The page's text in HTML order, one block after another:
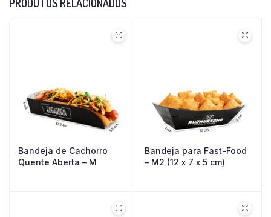
PRODUTOS RELACIONADOS
Bandeja de Cachorro
Quente Aberta – M
Bandeja para Fast-Food
– M2 (12 x 7 x 5 cm)